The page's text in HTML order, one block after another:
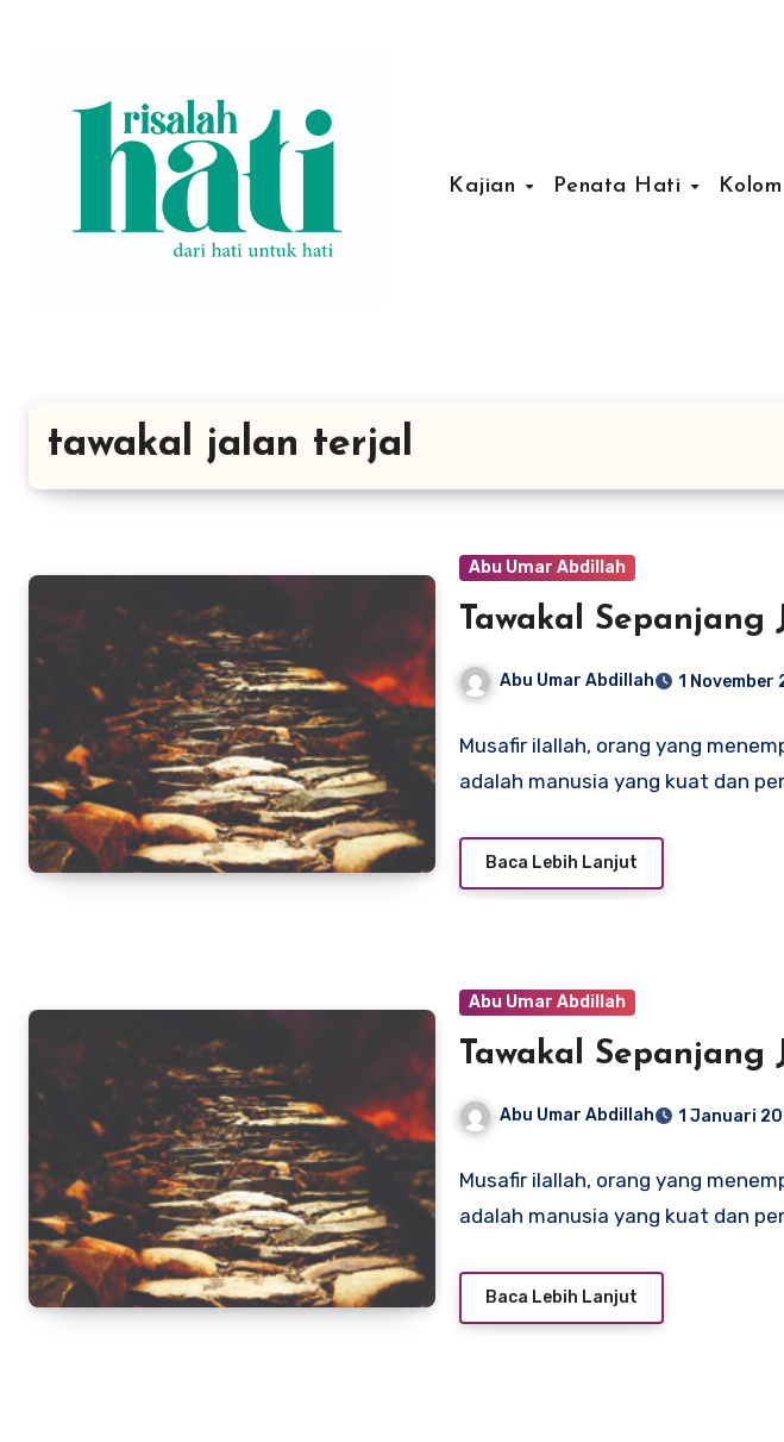
Kajian Penata Hati Kolom
tawakal jalan terjal
Abu Umar Abdillah
Tawakal Sepanjang
Abu Umar Abdillah 1 November
Musafir ilallah, orang yang
adalah manusia yang kuat dan
Baca Lebih Lanjut
Abu Umar Abdillah
Tawakal Sepanjang
Abu Umar Abdillah 1 Januari
Musafir ilallah, orang yang
adalah manusia yang kuat dan
Baca Lebih Lanjut